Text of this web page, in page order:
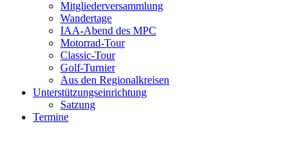
Mitgliederversammlung
Wandertage
IAA-Abend des MPC
Motorrad-Tour
Classic-Tour
Golf-Turnier
Aus den Regionalkreisen
Unterstützungseinrichtung
Satzung
Termine